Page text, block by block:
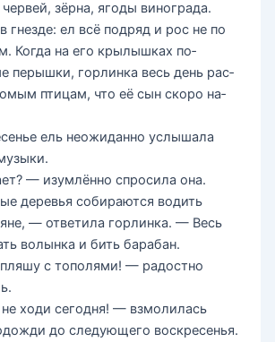
зёрна, ягоды винограда.
гнезде: ел всё подряд и рос не по
Когда на его крылышках по­
перышки, горлинка весь день рас­
птицам, что её сын скоро на­
ель неожиданно услышала
— изумлённо спросила она.
деревья собираются водить
— ответила горлинка. — Весь
волынка и бить барабан.
с тополями! — радостно
ходи сегодня! — взмолилась
до следующего воскресенья.